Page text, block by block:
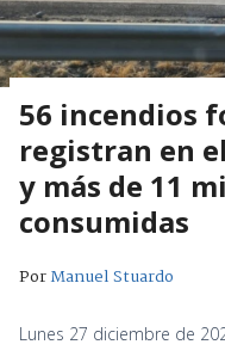
56 incendios
registran en
y más de 11
consumidas
PorManuel Stuardo
Lunes 27 diciembre de